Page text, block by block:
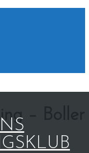
– Boller